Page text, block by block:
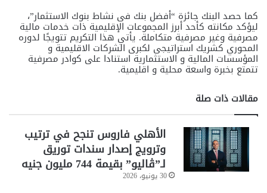
كما حصد البنك جائزة “أفضل بنك فى نشاط بنوك الاستثمار”،
ليؤكد مكانته كأحد أبرز المجموعات الإقليمية ذات خدمات مالية
مصرفية وغير مصرفية متكاملة. يأتي هذا التكريم تتويجًا لدوره
المحوري كشريك استراتيجى لكبرى الشركات الاقليمية و
المؤسسات المالية و الاستثمارية استنادا على كوادر مصرفية
تتمتع بخبرة واسعة محلية و اقليمية.
مقالات ذات صلة
الأهلي فاروس تنجح في ترتيب
وترويج إصدار سندات توريق
لـ”ڤاليو” بقيمة 744 مليون جنيه
30 يونيو، 2026